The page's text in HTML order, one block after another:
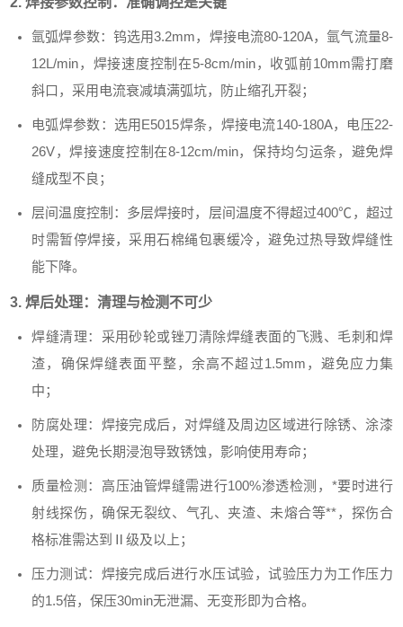
氩弧焊参数：钨选用3.2mm，焊接电流80-120A，氩气流量8-
12L/min，焊接速度控制在5-8cm/min，收弧前10mm需打磨
斜口，采用电流衰减填满弧坑，防止缩孔开裂；
电弧焊参数：选用E5015焊条，焊接电流140-180A，电压22-
26V，焊接速度控制在8-12cm/min，保持均匀运条，避免焊
缝成型不良；
层间温度控制：多层焊接时，层间温度不得超过400℃，超过
时需暂停焊接，采用石棉绳包裹缓冷，避免过热导致焊缝性
能下降。
3. 焊后处理：清理与检测不可少
焊缝清理：采用砂轮或锉刀清除焊缝表面的飞溅、毛刺和焊
渣，确保焊缝表面平整，余高不超过1.5mm，避免应力集
中；
防腐处理：焊接完成后，对焊缝及周边区域进行除锈、涂漆
处理，避免长期浸泡导致锈蚀，影响使用寿命；
质量检测：高压油管焊缝需进行100%渗透检测，*要时进行
射线探伤，确保无裂纹、气孔、夹渣、未熔合等**，探伤合
格标准需达到Ⅱ级及以上；
压力测试：焊接完成后进行水压试验，试验压力为工作压力
的1.5倍，保压30min无泄漏、无变形即为合格。